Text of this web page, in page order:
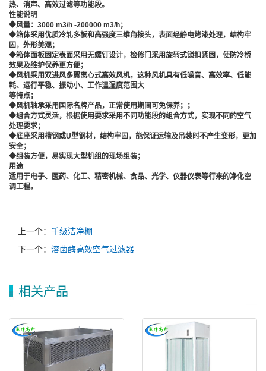
热、消声、高效过滤等功能段。
性能说明
◆风量：3000 m3/h -200000 m3/h；
◆箱体采用优质冷轧多板和高强度三维角接头，表面经静电烤漆处理，结构牢
固，外形美观；
◆箱体面板固定表面采用无螺钉设计，检修门采用旋转式锁扣紧固，使防冷桥
效果及维护保养更方便；
◆风机采用双进风多翼离心式高效风机，这种风机具有低噪音、高效率、低能
耗、运行平稳、振动小、工作温湿度范围大
等特点；
◆风机轴承采用国际名牌产品，正常使用期间可免保养；；
◆组合方式灵活，根据使用要求采用不同功能段的组合方式，实现不同的空气
处理要求；
◆底座采用槽钢或U型钢材，结构牢固，能保证运输及吊装时不产生变形，更加
安全；
◆组装方便，易实现大型机组的现场组装；
用途
适用于电子、医药、化工、精密机械、食品、光学、仪器仪表等行来的净化空
调工程。
上一个： 千级洁净棚
下一个： 溶菌酶高效空气过滤器
相关产品